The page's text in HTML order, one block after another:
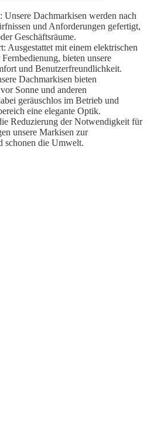
Dachmarkisen werden nach
und Anforderungen gefertigt,
Geschäftsräume.
Ausgestattet mit einem elektrischen
bieten unsere
und Benutzerfreundlichkeit.
Dachmarkisen bieten
Sonne und anderen
geräuschlos im Betrieb und
eine elegante Optik.
Reduzierung der Notwendigkeit für
unsere Markisen zur
schonen die Umwelt.